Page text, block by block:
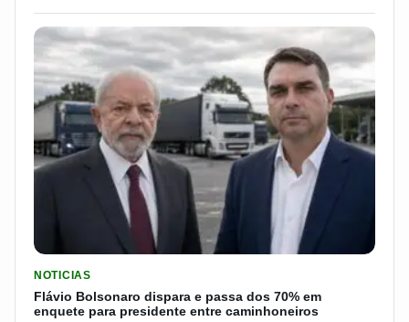
NOTICIAS
Flávio Bolsonaro dispara e passa dos 70% em
enquete para presidente entre caminhoneiros